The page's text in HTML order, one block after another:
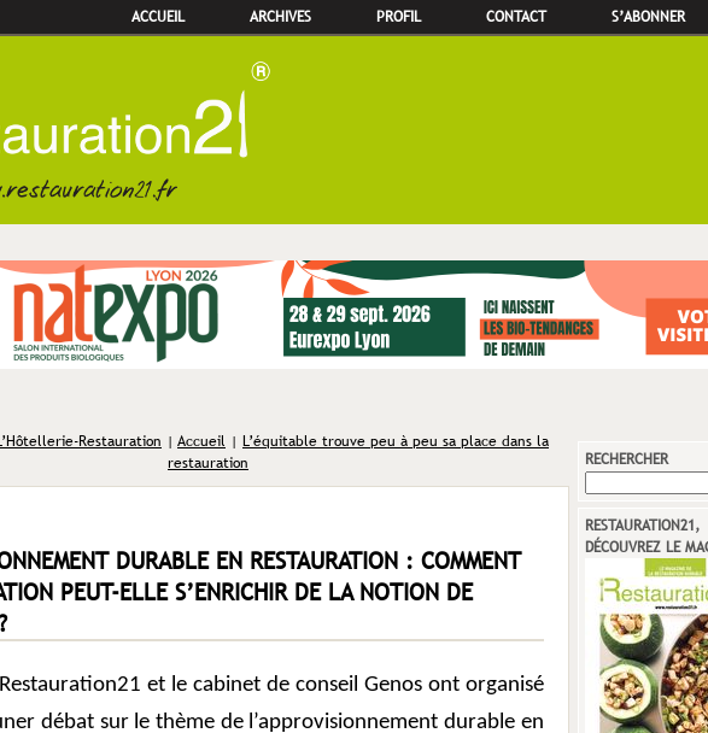
ACCUEIL ARCHIVES PROFIL CONTACT S’ABONNER
Restauration | Accueil | L’équitable trouve peu à peu sa place dans la
restauration
DURABLE EN RESTAURATION : COMMENT
PEUT-ELLE S’ENRICHIR DE LA NOTION DE
et le cabinet de conseil Genos ont organisé
débat sur le thème de l’approvisionnement durable en
RECHERCHER
RESTAURATION21,
DÉCOUVREZ LE